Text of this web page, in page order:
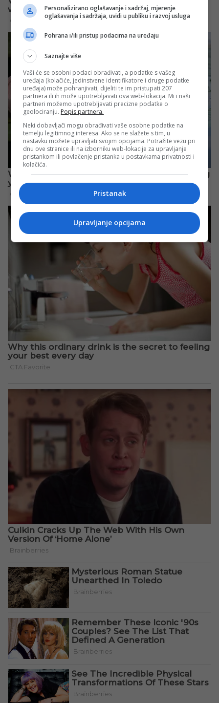
Personalizirano oglašavanje i sadržaj, mjerenje
oglašavanja i sadržaja, uvidi u publiku i razvoj usluga
Pohrana i/ili pristup podacima na uređaju
Saznajte više
Vaši će se osobni podaci obrađivati, a podatke s vašeg
uređaja (kolačiće, jedinstvene identifikatore i druge podatke
uređaja) može pohranjivati, dijeliti te im pristupati 207
partnera ili ih može upotrebljavati ova web-lokacija. Mi i naši
partneri možemo upotrebljavati precizne podatke o
geolociranju. Popis partnera.
Neki dobavljači mogu obrađivati vaše osobne podatke na
temelju legitimnog interesa. Ako se ne slažete s tim, u
nastavku možete upravljati svojim opcijama. Potražite vezu pri
dnu ove stranice ili na izborniku web-lokacije za upravljanje
pristankom ili povlačenje pristanka u postavkama privatnosti i
kolačića.
Pristanak
Upravljanje opcijama